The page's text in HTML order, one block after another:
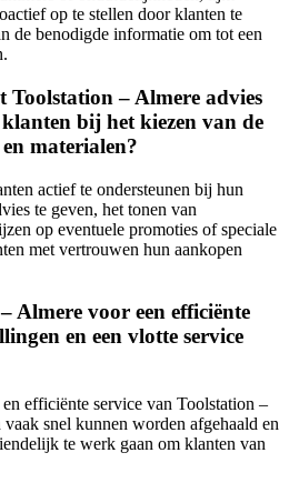
op te stellen door klanten te
de benodigde informatie om tot een
Toolstation – Almere advies
bij het kiezen van de
materialen?
actief te ondersteunen bij hun
te geven, het tonen van
op eventuele promoties of speciale
met vertrouwen hun aankopen
Almere voor een efficiënte
en een vlotte service
efficiënte service van Toolstation –
snel kunnen worden afgehaald en
te werk gaan om klanten van